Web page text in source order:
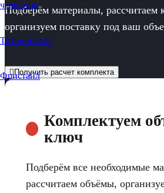
Подберём материалы, рассчитаем
организуем поставку под ваш
Получить расчет комплекта
Комплектуем
ключ
Подберём все необходимые
рассчитаем объёмы,